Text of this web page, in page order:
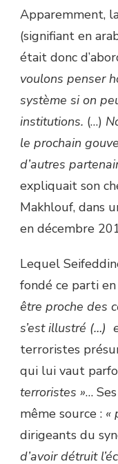
Apparemment,
(signifiant en
était donc
voulons penser
système si on
institutions. (…)
le prochain
d’autres
expliquait son
Makhlouf, dans
en décembre
Lequel
fondé ce parti
être proche des
s’est illustré (…)
terroristes
qui lui vaut
terroristes »…
même source : «
dirigeants du
d’avoir détruit